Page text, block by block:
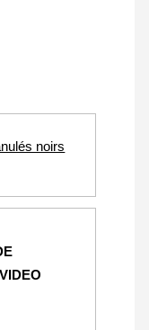
noirs